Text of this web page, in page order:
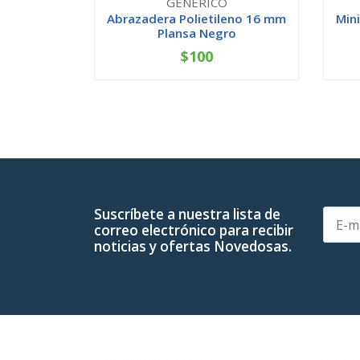
Abrazadera Polietileno 16 mm
Plansa Negro
+
$100
Suscríbete a nuestra lista de
correo electrónico para recibir
noticias y ofertas Novedosas.